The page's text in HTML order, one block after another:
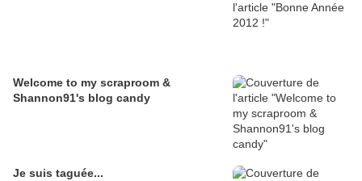
Welcome to my scraproom &
Shannon91's blog candy
Je suis taguée...